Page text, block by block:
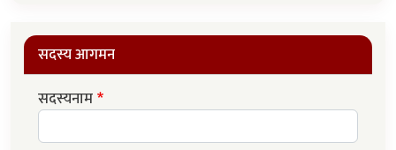
सदस्य आगमन
सदस्यनाम